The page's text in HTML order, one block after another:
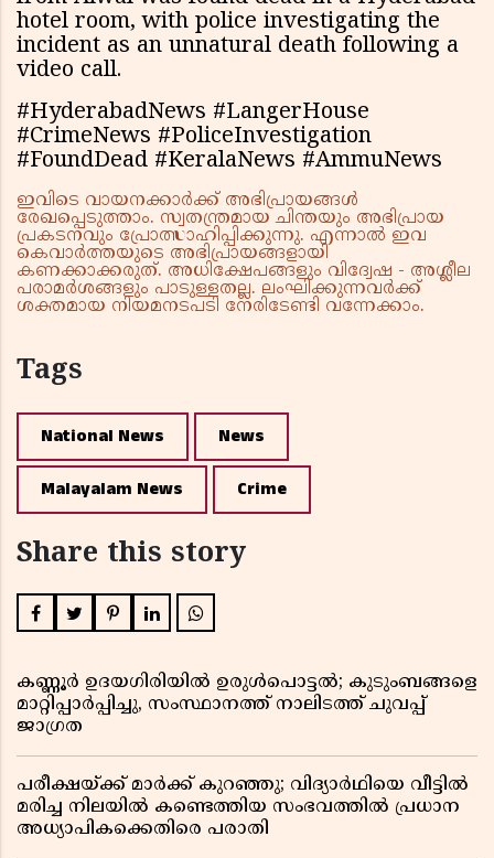
hotel room, with police investigating the
incident as an unnatural death following a
video call.
#HyderabadNews #LangerHouse
#CrimeNews #PoliceInvestigation
#FoundDead #KeralaNews #AmmuNews
ഇവിടെ വായനക്കാർക്ക് അഭിപ്രായങ്ങൾ
രേഖപ്പെടുത്താം. സ്വതന്ത്രമായ ചിന്തയും അഭിപ്രായ
പ്രകടനവും പ്രോത്സാഹിപ്പിക്കുന്നു. എന്നാൽ ഇവ
കെവാർത്തയുടെ അഭിപ്രായങ്ങളായി
കണക്കാക്കരുത്. അധിക്ഷേപങ്ങളും വിദ്വേഷ - അശ്ലീല
പരാമർശങ്ങളും പാടുള്ളതല്ല. ലംഘിക്കുന്നവർക്ക്
ശക്തമായ നിയമനടപടി നേരിടേണ്ടി വന്നേക്കാം.
Tags
National News News
Malayalam News Crime
Share this story
കണ്ണൂർ ഉദയഗിരിയിൽ ഉരുൾപൊട്ടൽ; കുടുംബങ്ങളെ
മാറ്റിപ്പാർപ്പിച്ചു, സംസ്ഥാനത്ത് നാലിടത്ത് ചുവപ്പ്
ജാഗ്രത
പരീക്ഷയ്ക്ക് മാർക്ക് കുറഞ്ഞു; വിദ്യാർഥിയെ വീട്ടിൽ
മരിച്ച നിലയിൽ കണ്ടെത്തിയ സംഭവത്തിൽ പ്രധാന
അധ്യാപികക്കെതിരെ പരാതി